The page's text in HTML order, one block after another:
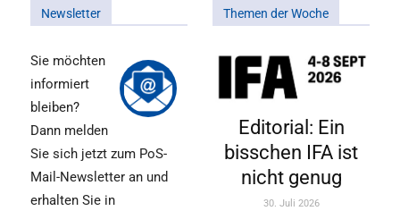
Newsletter
Sie möchten
informiert
bleiben?
Dann melden
Sie sich jetzt zum PoS-
Mail-Newsletter an und
erhalten Sie in
Themen der Woche
Editorial: Ein
bisschen IFA ist
nicht genug
30. Juli 2026